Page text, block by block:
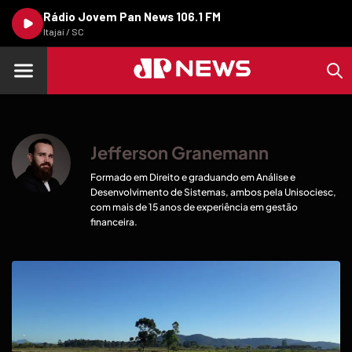
Rádio Jovem Pan News 106.1 FM
Itajaí / SC
Jefferson Granemann
Formado em Direito e graduando em Análise e
Desenvolvimento de Sistemas, ambos pela Unisociesc,
com mais de 15 anos de experiência em gestão
financeira.